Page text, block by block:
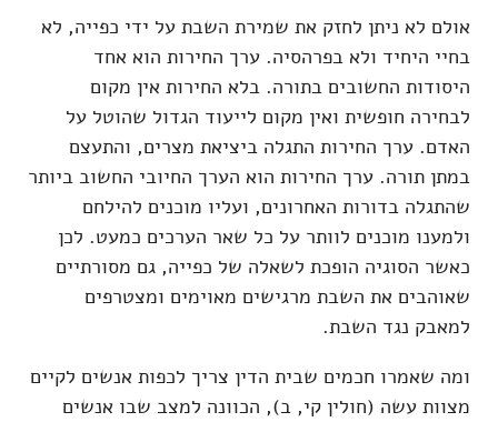
אולם לא ניתן לחזק את שמירת השבת על ידי כפייה, לא
בחיי היחיד ולא בפרהסיה. ערך החירות הוא אחד
היסודות החשובים בתורה. בלא החירות אין מקום
לבחירה חופשית ואין מקום לייעוד הגדול שהוטל על
האדם. ערך החירות התגלה ביציאת מצרים, והתעצם
במתן תורה. ערך החירות הוא הערך החיובי החשוב ביותר
שהתגלה בדורות האחרונים, ועליו מוכנים להילחם
ולמענו מוכנים לוותר על כל שאר הערכים כמעט. לכן
כאשר הסוגיה הופכת לשאלה של כפייה, גם מסורתיים
שאוהבים את השבת מרגישים מאוימים ומצטרפים
למאבק נגד השבת.
ומה שאמרו חכמים שבית הדין צריך לכפות אנשים לקיים
מצוות עשה (חולין קי, ב), הכוונה למצב שבו אנשים